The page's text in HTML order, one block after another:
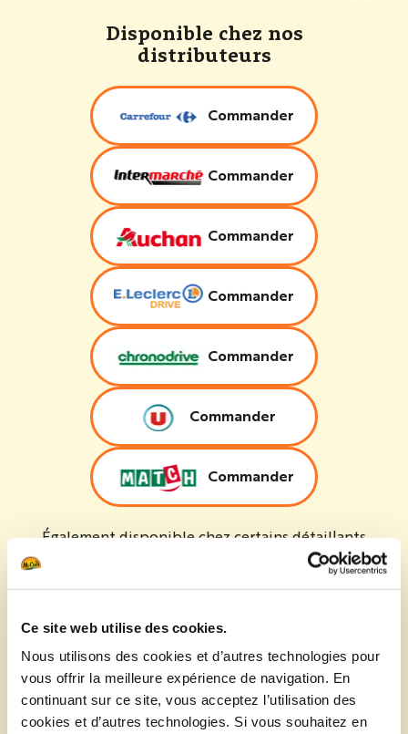
Ce site web utilise des cookies.
Nous utilisons des cookies et d’autres technologies pour
vous offrir la meilleure expérience de navigation. En
continuant sur ce site, vous acceptez l’utilisation des
cookies et d’autres technologies. Si vous souhaitez en
Modes de cuisson
Ingrédients
Ingrédients
Disponible chez nos
distributeurs
Commander
Commander
Commander
Commander
Commander
Commander
Commander
Également disponible chez certains détaillants